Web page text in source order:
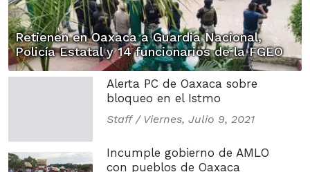
Retienen en Oaxaca a Guardia Nacional,
Policía Estatal y 14 funcionarios de la FGEO
Alerta PC de Oaxaca sobre
bloqueo en el Istmo
Staff / Viernes, Julio 9, 2021
Incumple gobierno de AMLO
con pueblos de Oaxaca